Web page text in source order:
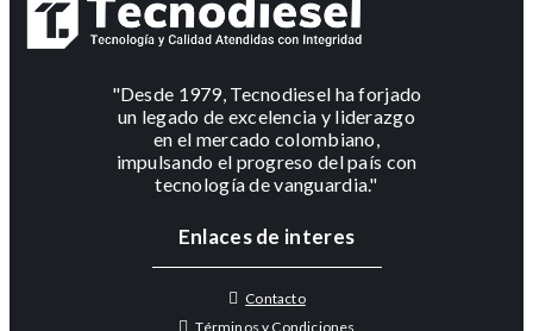
"Desde 1979, Tecnodiesel ha forjado
un legado de excelencia y liderazgo
en el mercado colombiano,
impulsando el progreso del país con
tecnología de vanguardia."
Enlaces de interes
Contacto
Términos y Condiciones